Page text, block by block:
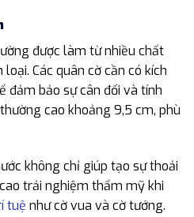
được làm từ nhiều chất
Các quân cờ cần có kích
đảm bảo sự cân đối và tính
cao khoảng 9,5 cm, phù
không chỉ giúp tạo sự thoải
trải nghiệm thẩm mỹ khi
tuệ như cờ vua và cờ tướng.